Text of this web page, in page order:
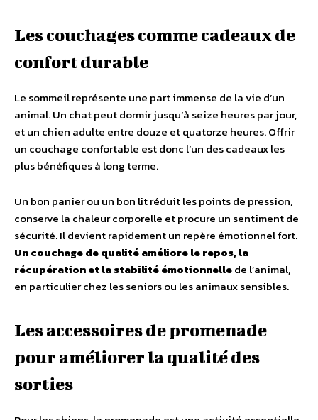
Les couchages comme cadeaux de
confort durable
Le sommeil représente une part immense de la vie d’un
animal. Un chat peut dormir jusqu’à seize heures par jour,
et un chien adulte entre douze et quatorze heures. Offrir
un couchage confortable est donc l’un des cadeaux les
plus bénéfiques à long terme.
Un bon panier ou un bon lit réduit les points de pression,
conserve la chaleur corporelle et procure un sentiment de
sécurité. Il devient rapidement un repère émotionnel fort.
Un couchage de qualité améliore le repos, la
récupération et la stabilité émotionnellede l’animal,
en particulier chez les seniors ou les animaux sensibles.
Les accessoires de promenade
pour améliorer la qualité des
sorties